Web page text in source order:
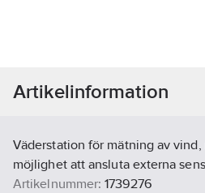
Artikelinformation
Väderstation för mätning av
möjlighet att ansluta externa
Artikelnummer: 1739276